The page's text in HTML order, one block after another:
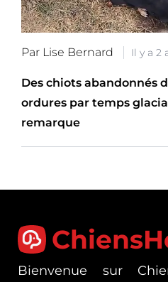
Par Lise Bernard Il y a 2
Des chiots abandonnés
ordures par temps
remarque
Bienvenue sur